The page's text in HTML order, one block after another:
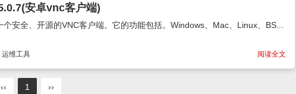
安卓vnc客户端)
安全、开源的VNC客户端。它的功能包括。Windows、Mac、Linux、BS...
阅读全文
运维工具
‹‹ 1 ››